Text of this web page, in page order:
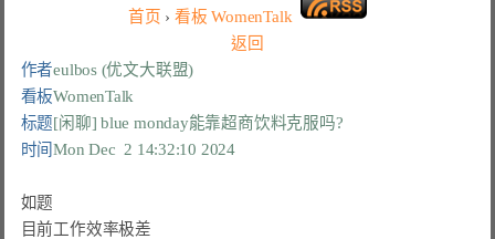
首页 › 看板WomenTalk
返回
作者eulbos (优文大联盟)
看板WomenTalk
标题[闲聊] blue monday能靠超商饮料克服吗?
时间Mon Dec  2 14:32:10 2024
如题
目前工作效率极差